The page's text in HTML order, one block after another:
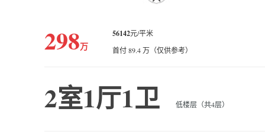
298万
56142元/平米
首付 89.4 万（仅供参考）
2室1厅1卫 低楼层（共4层）